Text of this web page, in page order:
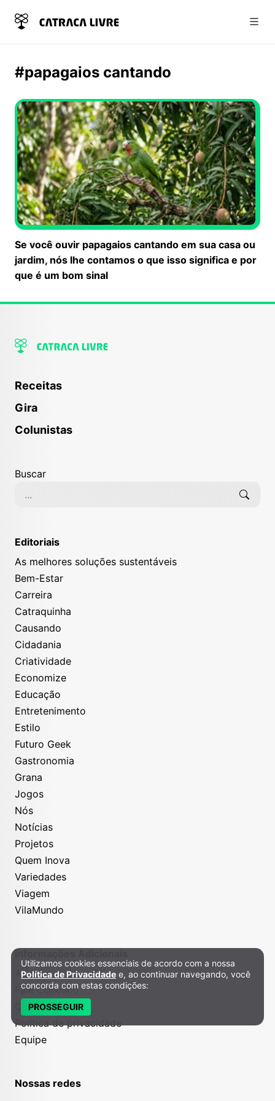
#papagaios cantando
Se você ouvir papagaios cantando em sua casa ou
jardim, nós lhe contamos o que isso significa e por
que é um bom sinal
Receitas
Gira
Colunistas
Buscar
Editoriais
As melhores soluções sustentáveis
Bem-Estar
Carreira
Catraquinha
Causando
Cidadania
Criatividade
Economize
Educação
Entretenimento
Estilo
Futuro Geek
Gastronomia
Grana
Jogos
Nós
Notícias
Projetos
Quem Inova
Variedades
Viagem
VilaMundo
Informações Adicionais
Anuncie
Fale Conosco
Quem somos
Política de privacidade
Equipe
Nossas redes
Política de Privacidade e Cookies
Utilizamos cookies essenciais de acordo com a nossa
Política de Privacidade e, ao continuar navegando, você
concorda com estas condições:
PROSSEGUIR